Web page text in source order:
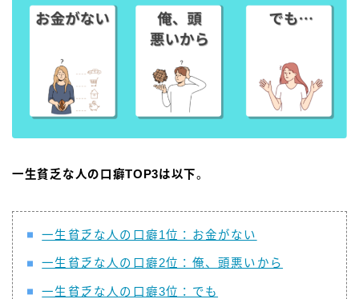
一生貧乏な人の口癖TOP3は以下。
一生貧乏な人の口癖1位：お金がない
一生貧乏な人の口癖2位：俺、頭悪いから
一生貧乏な人の口癖3位：でも